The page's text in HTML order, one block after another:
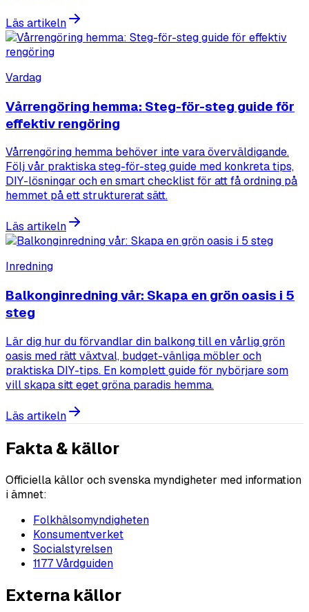
Läs artikeln
Vardag
Vårrengöring hemma: Steg-för-steg guide för
effektiv rengöring
Vårrengöring hemma behöver inte vara överväldigande.
Följ vår praktiska steg-för-steg guide med konkreta tips,
DIY-lösningar och en smart checklist för att få ordning på
hemmet på ett strukturerat sätt.
Läs artikeln
Inredning
Balkonginredning vår: Skapa en grön oasis i 5
steg
Lär dig hur du förvandlar din balkong till en vårlig grön
oasis med rätt växtval, budget-vänliga möbler och
praktiska DIY-tips. En komplett guide för nybörjare som
vill skapa sitt eget gröna paradis hemma.
Läs artikeln
Fakta & källor
Officiella källor och svenska myndigheter med information
i ämnet:
Folkhälsomyndigheten
Konsumentverket
Socialstyrelsen
1177 Vårdguiden
Externa källor